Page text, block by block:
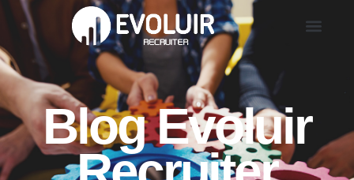
Blog Evoluir